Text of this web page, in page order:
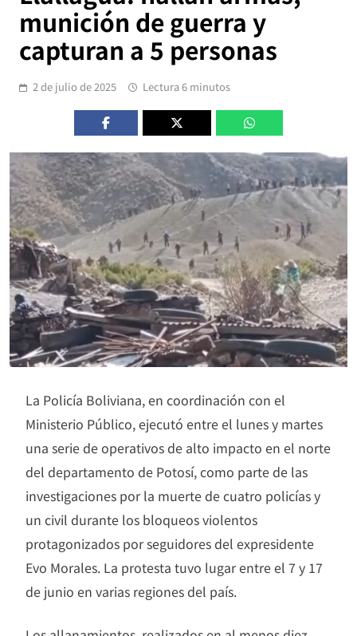
munición de guerra y
capturan a 5 personas
2 de julio de 2025 Lectura 6 minutos
La Policía Boliviana, en coordinación con el
Ministerio Público, ejecutó entre el lunes y martes
una serie de operativos de alto impacto en el norte
del departamento de Potosí, como parte de las
investigaciones por la muerte de cuatro policías y
un civil durante los bloqueos violentos
protagonizados por seguidores del expresidente
Evo Morales. La protesta tuvo lugar entre el 7 y 17
de junio en varias regiones del país.